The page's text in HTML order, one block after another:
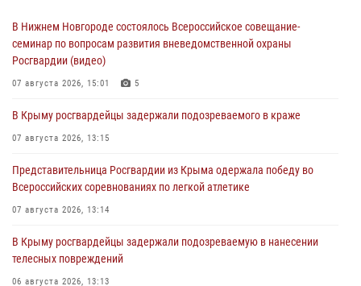
В Нижнем Новгороде состоялось Всероссийское совещание-
семинар по вопросам развития вневедомственной охраны
Росгвардии (видео)
07 августа 2026, 15:01 5
В Крыму росгвардейцы задержали подозреваемого в краже
07 августа 2026, 13:15
Представительница Росгвардии из Крыма одержала победу во
Всероссийских соревнованиях по легкой атлетике
07 августа 2026, 13:14
В Крыму росгвардейцы задержали подозреваемую в нанесении
телесных повреждений
06 августа 2026, 13:13